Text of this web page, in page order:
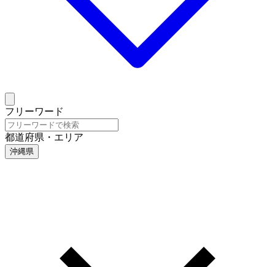
フリーワード
都道府県・エリア
沖縄県